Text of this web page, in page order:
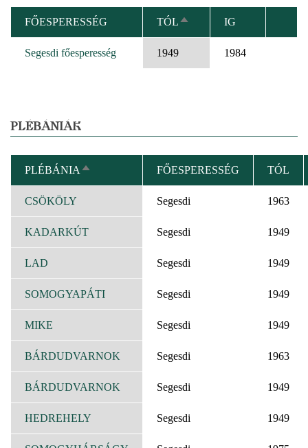
FŐESPERESSÉG TÓLCSÖKKENŐ
RENDEZÉS
IG
Segesdi főesperesség 1949 1984
PLÉBÁNIÁK
PLÉBÁNIA CSÖKKENŐ
RENDEZÉS
FŐESPERESSÉG TÓL
CSÖKÖLY Segesdi 1963
KADARKÚT Segesdi 1949
LAD Segesdi 1949
SOMOGYAPÁTI Segesdi 1949
MIKE Segesdi 1949
BÁRDUDVARNOK Segesdi 1963
BÁRDUDVARNOK Segesdi 1949
HEDREHELY Segesdi 1949